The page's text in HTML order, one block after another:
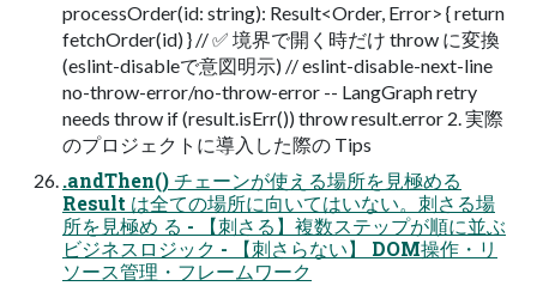
processOrder(id: string): Result<Order, Error> { return
fetchOrder(id) } // ✅ 境界で開く時だけ throw に変換
(eslint-disableで意図明示) // eslint-disable-next-line
no-throw-error/no-throw-error -- LangGraph retry
needs throw if (result.isErr()) throw result.error 2. 実際
のプロジェクトに導入した際の Tips
.andThen() チェーンが使える場所を見極める
Result は全ての場所に向いてはいない。刺さる場
所を見極め る - 【刺さる】複数ステップが順に並ぶ
ビジネスロジック - 【刺さらない】 DOM操作・リ
ソース管理・フレームワーク